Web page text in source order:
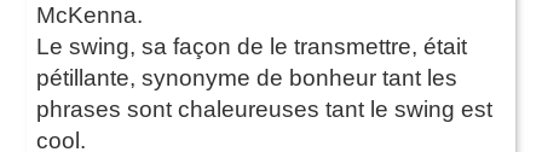
McKenna.
Le swing, sa façon de le transmettre, était
pétillante, synonyme de bonheur tant les
phrases sont chaleureuses tant le swing est
cool.